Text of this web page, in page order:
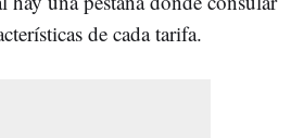
de cada tarifa.